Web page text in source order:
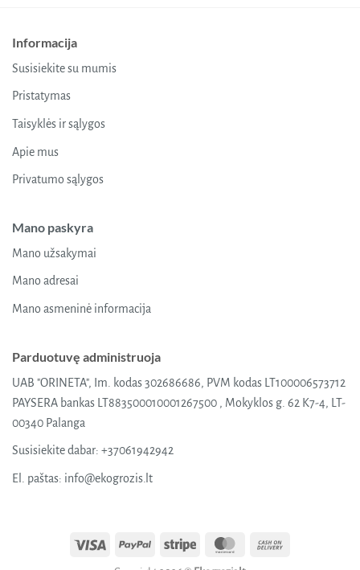
Informacija
Susisiekite su mumis
Pristatymas
Taisyklės ir sąlygos
Apie mus
Privatumo sąlygos
Mano paskyra
Mano užsakymai
Mano adresai
Mano asmeninė informacija
Parduotuvę administruoja
UAB "ORINETA", Im. kodas 302686686, PVM kodas LT100006573712
PAYSERA bankas LT883500010001267500 , Mokyklos g. 62 K7-4, LT-
00340 Palanga
Susisiekite dabar: +37061942942
El. paštas: info@ekogrozis.lt
Visa PayPal Stripe MasterCard